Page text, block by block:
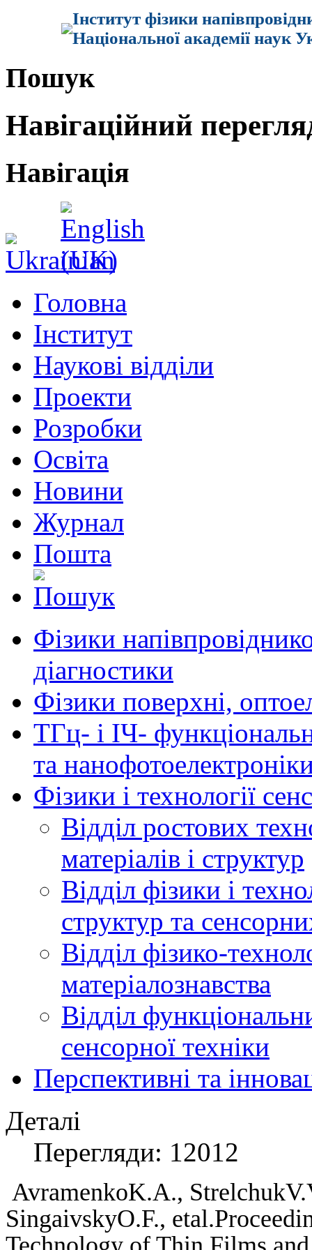
Інститут фізики
Національної академії наук
Пошук
Навігаційний
Навігація
Головна
Інститут
Наукові відділи
Проекти
Розробки
Освіта
Новини
Журнал
Пошта
Фізики
діагностики
Фізики поверхні,
ТГц- і ІЧ-
та
Фізики і технології
Відділ ростових
матеріалів і структур
Відділ фізики і
структур та
Відділ фізико-
матеріалознавства
Відділ
сенсорної техніки
Перспективні та
Деталі
Перегляди: 12012
AvramenkoK.A., StrelchukV.
SingaivskyO.F., etal.